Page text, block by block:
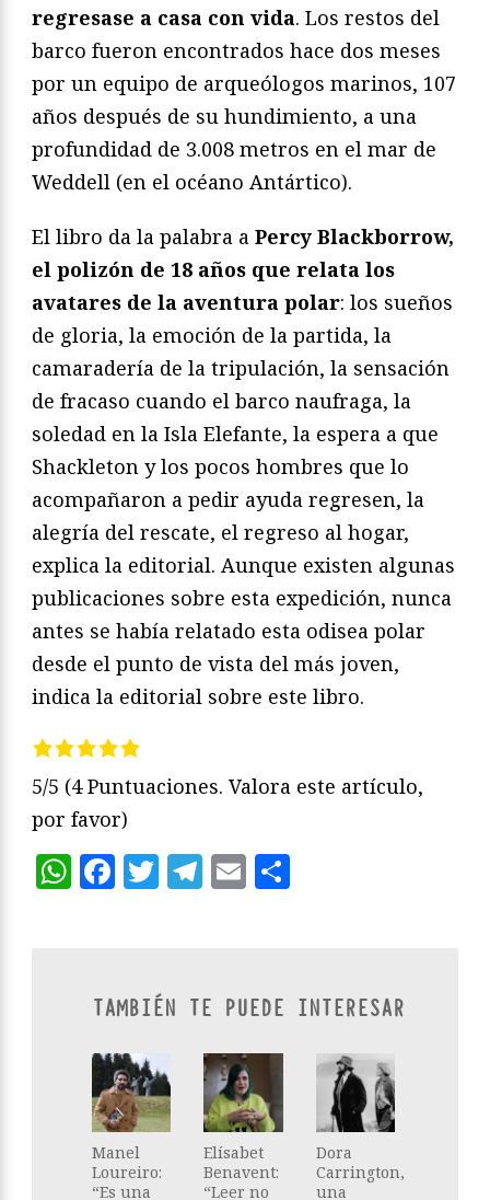
regresase a casa con vida. Los restos del
barco fueron encontrados hace dos meses
por un equipo de arqueólogos marinos, 107
años después de su hundimiento, a una
profundidad de 3.008 metros en el mar de
Weddell (en el océano Antártico).
El libro da la palabra a Percy Blackborrow,
el polizón de 18 años que relata los
avatares de la aventura polar: los sueños
de gloria, la emoción de la partida, la
camaradería de la tripulación, la sensación
de fracaso cuando el barco naufraga, la
soledad en la Isla Elefante, la espera a que
Shackleton y los pocos hombres que lo
acompañaron a pedir ayuda regresen, la
alegría del rescate, el regreso al hogar,
explica la editorial. Aunque existen algunas
publicaciones sobre esta expedición, nunca
antes se había relatado esta odisea polar
desde el punto de vista del más joven,
indica la editorial sobre este libro.
5/5 (4 Puntuaciones. Valora este artículo,
por favor)
WhatsApp
Facebook
Twitter
Telegram
Email
TAMBIÉN TE PUEDE INTERESAR
Manel
Loureiro:
“Es una
Elísabet
Benavent:
“Leer no
Dora
Carrington,
una